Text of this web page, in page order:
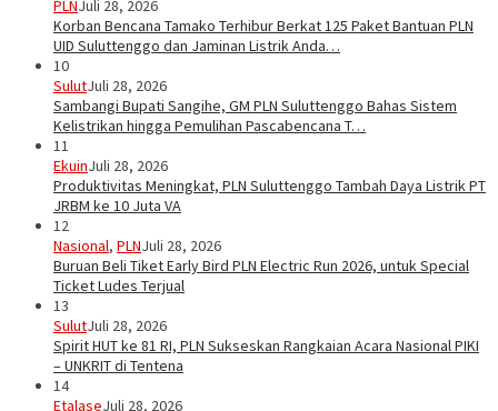
PLNJuli 28, 2026
Korban Bencana Tamako Terhibur Berkat 125 Paket Bantuan PLN
UID Suluttenggo dan Jaminan Listrik Anda…
10
SulutJuli 28, 2026
Sambangi Bupati Sangihe, GM PLN Suluttenggo Bahas Sistem
Kelistrikan hingga Pemulihan Pascabencana T…
11
EkuinJuli 28, 2026
Produktivitas Meningkat, PLN Suluttenggo Tambah Daya Listrik PT
JRBM ke 10 Juta VA
12
Nasional, PLNJuli 28, 2026
Buruan Beli Tiket Early Bird PLN Electric Run 2026, untuk Special
Ticket Ludes Terjual
13
SulutJuli 28, 2026
Spirit HUT ke 81 RI, PLN Sukseskan Rangkaian Acara Nasional PIKI
– UNKRIT di Tentena
14
EtalaseJuli 28, 2026